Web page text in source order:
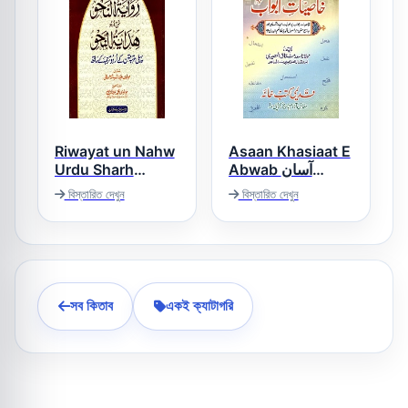
Riwayat un Nahw
Urdu Sharh
Hidayat un Nahw
روایۃ النحو اردو شرح
ھدایۃ النحو
বিস্তারিত দেখুন
Asaan Khasiaat E
Abwab آسان
خاصیات ابواب
বিস্তারিত দেখুন
সব কিতাব একই ক্যাটাগরি